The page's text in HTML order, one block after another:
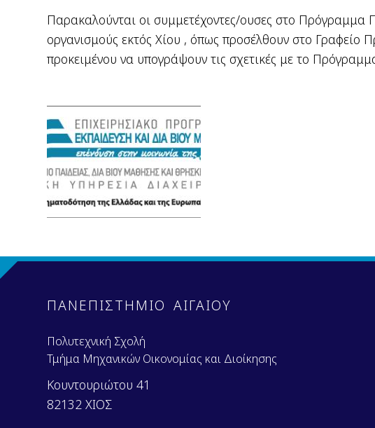
Παρακαλούνται οι συμμετέχοντες/ουσες στο Πρόγραμμα
οργανισμούς εκτός Χίου , όπως προσέλθουν στο Γραφείο
προκειμένου να υπογράψουν τις σχετικές με το
ΠΑΝΕΠΙΣΤΗΜΙΟ ΑΙΓΑΙΟΥ
Πολυτεχνική Σχολή
Τμήμα Μηχανικών Οικονομίας και Διοίκησης
Κουντουριώτου 41
82132 ΧΙΟΣ